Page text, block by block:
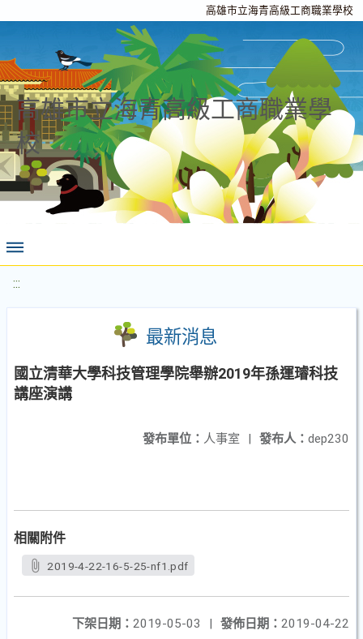
高雄市立海青高級工商職業學校
高雄市立海青高級工商職業學
校
:::
最新消息
國立清華大學科技管理學院舉辦2019年孫運璿科技
講座演講
發布人： dep230
發布單位： 人事室 |
相關附件
2019-4-22-16-5-25-nf1.pdf
發佈日期： 2019-04-22
下架日期： 2019-05-03
|